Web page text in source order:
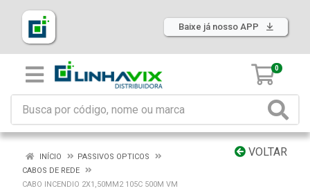
Baixe já nosso APP
0
VOLTAR
INÍCIO
PASSIVOS OPTICOS
CABOS DE REDE
CABO INCENDIO 2X1,50MM2 105C 500M VM